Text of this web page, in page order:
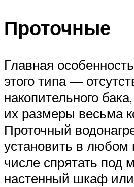
Проточные
Главная
этого типа —
накопительного
их размеры весьма
Проточный
установить в любом
числе спрятать под
настенный шкаф